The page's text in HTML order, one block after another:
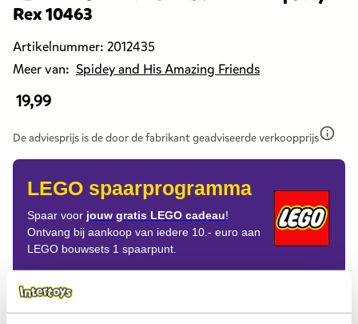
Rex 10463
Artikelnummer: 2012435
Meer van: Spidey and His Amazing Friends
De
van
dit
product
19,99
euro.
19,99
De adviesprijs is de door de fabrikant geadviseerde verkoopprijs
LEGO spaarprogramma
Spaar voor jouw gratis LEGO cadeau!
Ontvang bij aankoop van iedere 10.- euro aan
LEGO bouwsets 1 spaarpunt.